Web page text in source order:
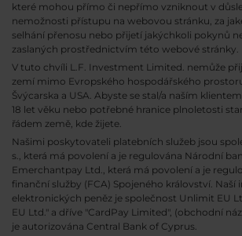
které mohou přímo či nepřímo vzniknout v
nemožnosti přístupu na webovou stránku, za
selhání přenosu nebo přijetí jakýchkoli pokynů
zaslaných prostřednictvím této webové stránky.
V tuto chvíli L.F. Investment Limited. nemůže
zemí mimo Evropského hospodářského
Švýcarska a USA. Abyste se stal/a naším
18 let věku nebo potřebné hranice plnoletosti
řádem země, kde žijete.
Našimi poskytovateli platebních služeb jsou
s., která má povolení a je regulována Národní
Emerchantpay Ltd., která má povolení a je
finanční služby (FCA) Spojeného království. Naší
elektronických peněz je společnost Unlimit EU
EU Ltd." a dříve "CardPay Limited", (obchodní
je autorizována Central Bank of Cyprus.